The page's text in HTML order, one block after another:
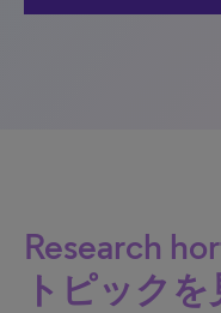
Research
トピック